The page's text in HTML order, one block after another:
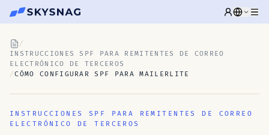
/
INSTRUCCIONES SPF PARA REMITENTES DE CORREO
ELECTRÓNICO DE TERCEROS
/CÓMO CONFIGURAR SPF PARA MAILERLITE
INSTRUCCIONES SPF PARA REMITENTES DE CORREO
ELECTRÓNICO DE TERCEROS